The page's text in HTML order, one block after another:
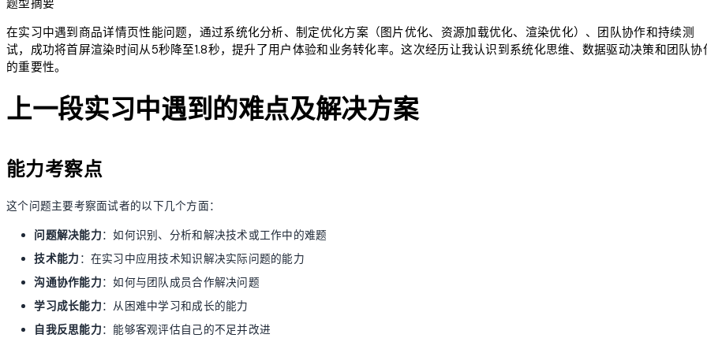
在实习中遇到商品详情页性能问题，通过系统化分析、制定优化方案（图片优化、资源加载优化、渲染优化）、团队协作和持续测
试，成功将首屏渲染时间从5秒降至1.8秒，提升了用户体验和业务转化率。这次经历让我认识到系统化思维、数据驱动决策和团队协
的重要性。
上一段实习中遇到的难点及解决方案
能力考察点
这个问题主要考察面试者的以下几个方面：
问题解决能力：如何识别、分析和解决技术或工作中的难题
技术能力 ：在实习中应用技术知识解决实际问题的能力
沟通协作能力：如何与团队成员合作解决问题
学习成长能力：从困难中学习和成长的能力
自我反思能力：能够客观评估自己的不足并改进